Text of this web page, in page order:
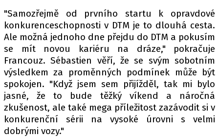
Provozovatelem serveru autoroad.cz je
INCORP MEDIA GROUP s.r.o., IČ: 118 23 054
"Samozřejmě od prvního startu k opravdové
konkurenceschopnosti v DTM je to dlouhá cesta.
Ale možná jednoho dne přejdu do DTM a pokusím
se mít novou kariéru na dráze," pokračuje
Francouz. Sébastien věří, že se svým sobotním
výsledkem za proměnných podmínek může být
spokojen. "Když jsem sem přijížděl, tak mi bylo
jasné, že to bude těžký víkend a náročná
zkušenost, ale také mega příležitost zazávodit si v
konkurenční sérii na vysoké úrovni s velmi
dobrými vozy."